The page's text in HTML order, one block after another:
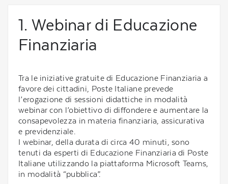
1. Webinar di Educazione
Finanziaria
Tra le iniziative gratuite di Educazione Finanziaria a
favore dei cittadini, Poste Italiane prevede
l’erogazione di sessioni didattiche in modalità
webinar con l’obiettivo di diffondere e aumentare la
consapevolezza in materia finanziaria, assicurativa
e previdenziale.
I webinar, della durata di circa 40 minuti, sono
tenuti da esperti di Educazione Finanziaria di Poste
Italiane utilizzando la piattaforma Microsoft Teams,
in modalità “pubblica”.